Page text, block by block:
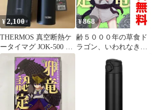
ン ステンレス ボトル
保温保冷 JOK-500 BK
冷 JOK-500 LB [ライト
ブルー] [単品] [500 ml]
¥2,100
THERMOS 真空断熱ケ
ータイマグ JOK-500 ブ
ラック
¥868
齢５０００年の草食ド
ラゴン、いわれなき邪
竜認定 ～やだこの生
贄、人の話を聞いてく
れない～ １～5巻 漫画